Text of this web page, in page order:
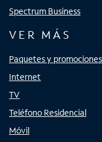
Spectrum Business
VER MÁS
Paquetes y promociones
Internet
TV
Teléfono Residencial
Móvil